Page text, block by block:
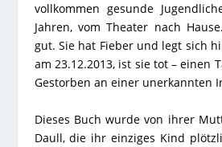
vollkommen gesunde
Jahren, vom Theater nach
gut. Sie hat Fieber und legt sich
am 23.12.2013, ist sie tot – einen
Gestorben an einer unerkannten
Dieses Buch wurde von ihrer
Daull, die ihr einziges Kind